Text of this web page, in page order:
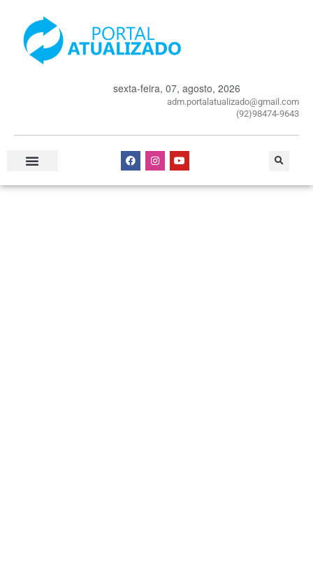
sexta-feira, 07, agosto, 2026
adm.portalatualizado@gmail.com
(92)98474-9643